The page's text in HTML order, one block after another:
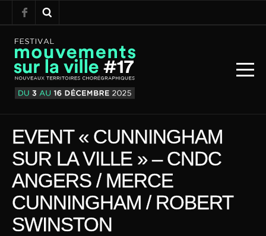
EVENT « CUNNINGHAM
SUR LA VILLE » – CNDC
ANGERS / MERCE
CUNNINGHAM / ROBERT
SWINSTON